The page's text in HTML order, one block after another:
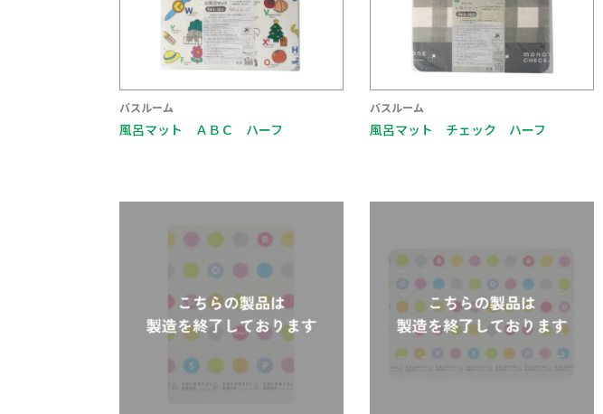
バスルーム
風呂マット ＡＢＣ ハーフ
バスルーム
風呂マット チェック ハーフ